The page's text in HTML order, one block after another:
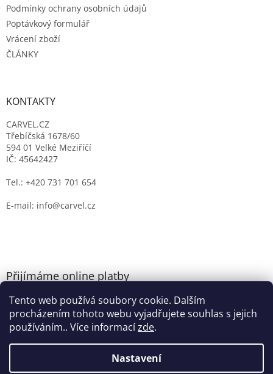
Tento web používá soubory cookie. Dalším
procházením tohoto webu vyjadřujete souhlas s jejich
používáním.. Více informacízde.
Nastavení
Podmínky ochrany osobních údajů
Poptávkový formulář
Vrácení zboží
ČLÁNKY
KONTAKTY
CARVEL.CZ
Třebíčská 1678/60
594 01 Velké Meziříčí
IČ: 45642427
Tel.: +420 731 701 654
E-mail: info@carvel.cz
Přijímáme online platby
Vytvořil Shoptet